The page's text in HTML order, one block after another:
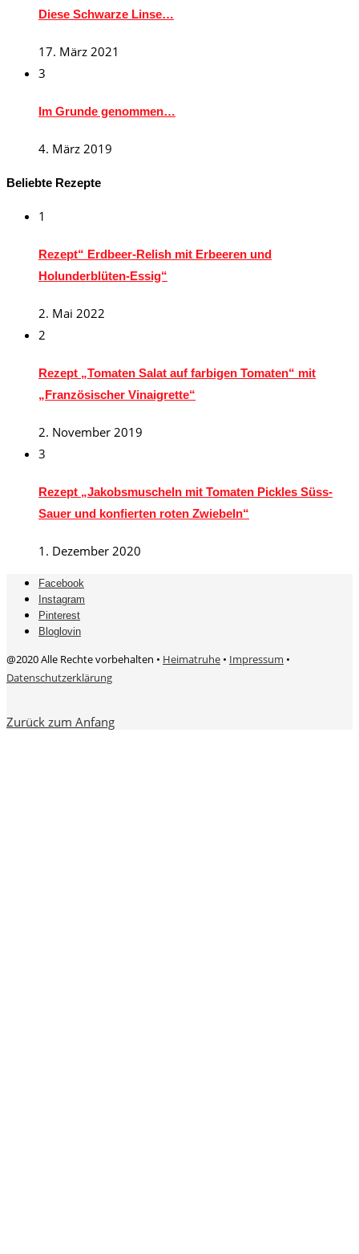
Diese Schwarze Linse…
17. März 2021
3
Im Grunde genommen…
4. März 2019
Beliebte Rezepte
1
Rezept“ Erdbeer-Relish mit Erbeeren und
Holunderblüten-Essig“
2. Mai 2022
2
Rezept „Tomaten Salat auf farbigen Tomaten“ mit
„Französischer Vinaigrette“
2. November 2019
3
Rezept „Jakobsmuscheln mit Tomaten Pickles Süss-
Sauer und konfierten roten Zwiebeln“
1. Dezember 2020
Facebook
Instagram
Pinterest
Bloglovin
@2020 Alle Rechte vorbehalten • Heimatruhe • Impressum •
Datenschutzerklärung
Zurück zum Anfang